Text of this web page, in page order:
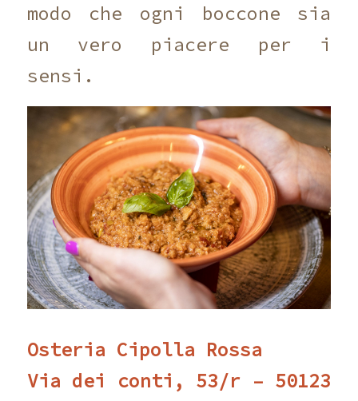
modo che ogni boccone sia
un vero piacere per i
sensi.
Osteria Cipolla Rossa
Via dei conti, 53/r – 50123